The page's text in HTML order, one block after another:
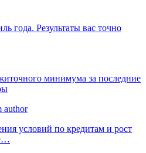
года. Результаты вас точно
минимума за последние
author
условий по кредитам и рост